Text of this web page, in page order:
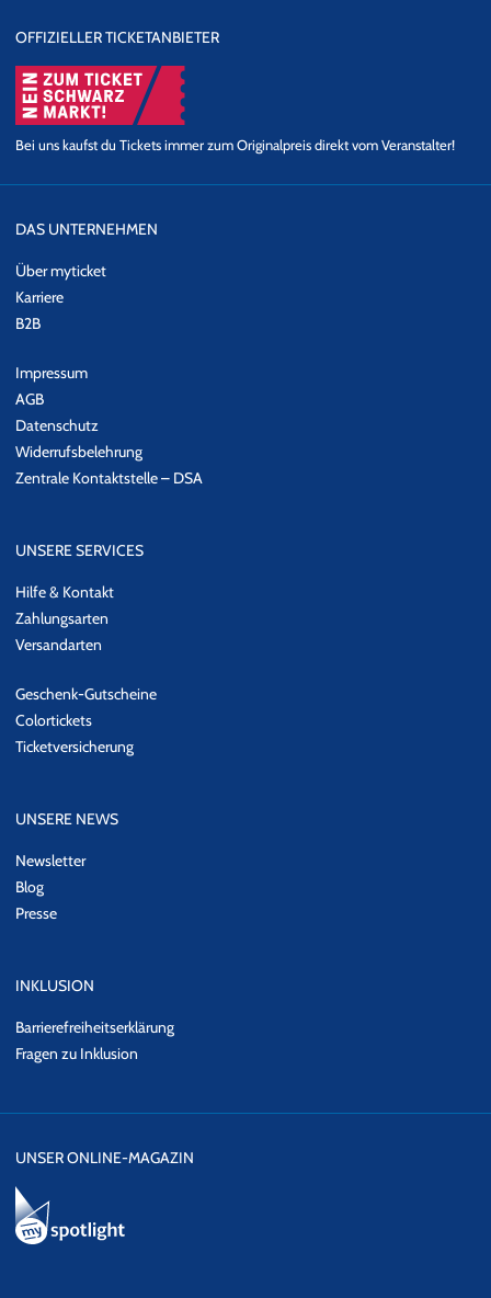
OFFIZIELLER TICKETANBIETER
Bei uns kaufst du Tickets immer zum Originalpreis direkt vom Veranstalter!
DAS UNTERNEHMEN
Über myticket
Karriere
B2B
Impressum
AGB
Datenschutz
Widerrufsbelehrung
Zentrale Kontaktstelle – DSA
UNSERE SERVICES
Hilfe & Kontakt
Zahlungsarten
Versandarten
Geschenk-Gutscheine
Colortickets
Ticketversicherung
UNSERE NEWS
Newsletter
Blog
Presse
INKLUSION
Barrierefreiheitserklärung
Fragen zu Inklusion
UNSER ONLINE-MAGAZIN